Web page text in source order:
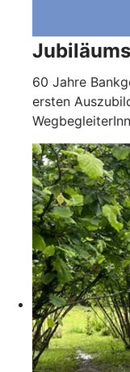
60 Jahre
ersten